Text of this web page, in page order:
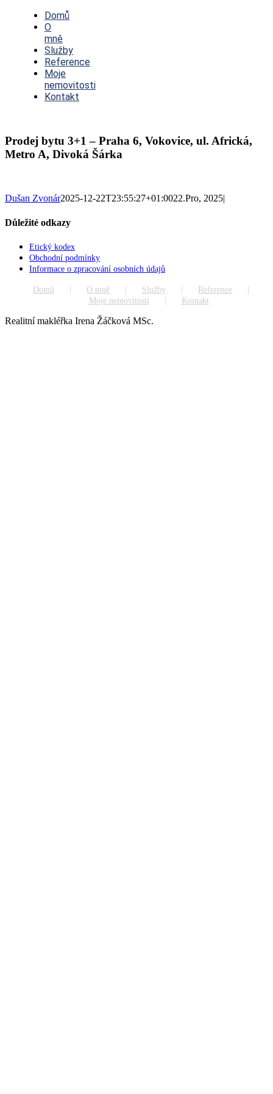
NavigationDomů
O
mně
Služby
Reference
Moje
nemovitosti
Kontakt
Prodej bytu 3+1 – Praha 6, Vokovice, ul. Africká,
Metro A, Divoká Šárka
Dušan Zvonár2025-12-22T23:55:27+01:0022.Pro, 2025|
Důležité odkazy
Etický kodex
Obchodní podmínky
Informace o zpracování osobních údajů
Domů O mně Služby
Reference
Moje nemovitosti
Kontakt
Realitní makléřka Irena Žáčková MSc.